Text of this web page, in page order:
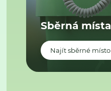
Sběrná místa
Najít sběrné místo